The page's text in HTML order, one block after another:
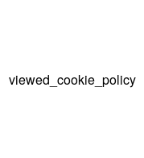
viewed_cookie_policy